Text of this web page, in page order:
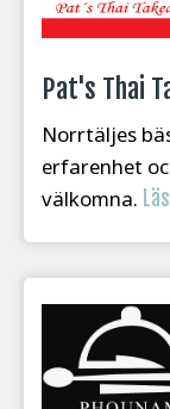
Pat's Thai
Norrtäljes
erfarenhet
välkomna.